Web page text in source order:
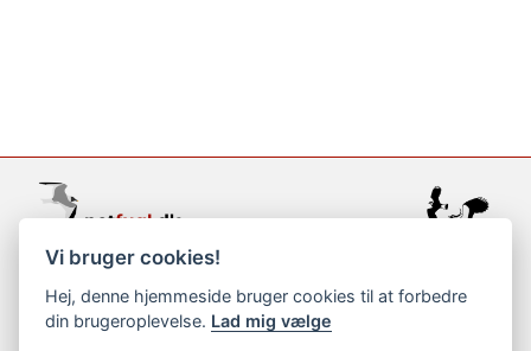
support@netfugl.dk
copyright © 2002-2023
Vi bruger cookies!
Hej, denne hjemmeside bruger cookies til at forbedre
din brugeroplevelse. Lad mig vælge